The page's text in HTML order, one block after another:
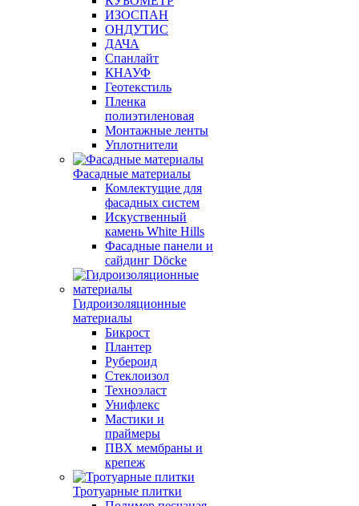
ИЗОСПАН
ОНДУТИС
ДАЧА
Спанлайт
КНАУФ
Геотекстиль
Пленка
полиэтиленовая
Монтажные ленты
Уплотнители
Фасадные материалы
Комлектущие для
фасадных систем
Искуственный
камень White Hills
Фасадные панели и
сайдинг Döcke
Гидроизоляционные
материалы
Бикрост
Плантер
Рубероид
Стеклоизол
Техноэласт
Унифлекс
Мастики и
праймеры
ПВХ мембраны и
крепеж
Тротуарные плитки